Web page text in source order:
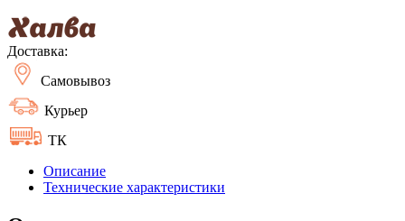
Доставка:
Самовывоз
Курьер
ТК
Описание
Технические характеристики